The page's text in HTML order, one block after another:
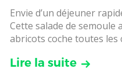
Envie d’un déjeuner
Cette salade de semoule
abricots coche toutes les
Lire la suite